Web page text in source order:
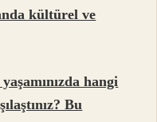
kültürel ve
hangi
Bu